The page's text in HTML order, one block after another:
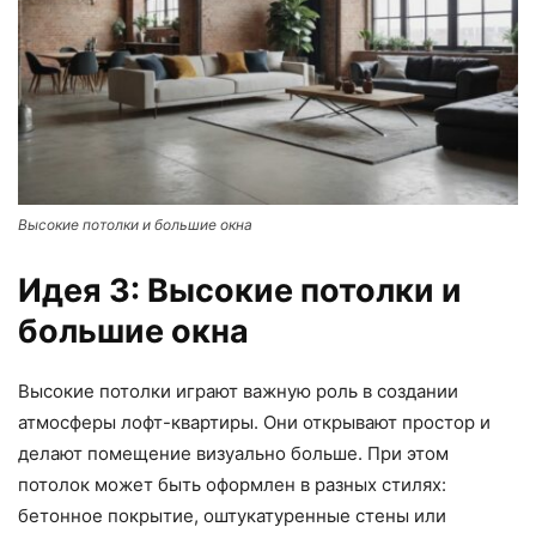
Высокие потолки и большие окна
Идея 3: Высокие потолки и
большие окна
Высокие потолки играют важную роль в создании
атмосферы лофт-квартиры. Они открывают простор и
делают помещение визуально больше. При этом
потолок может быть оформлен в разных стилях:
бетонное покрытие, оштукатуренные стены или